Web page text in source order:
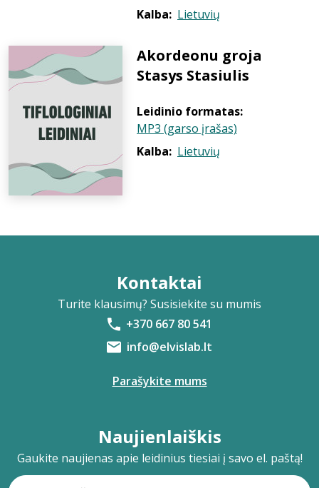
Kalba: Lietuvių
Akordeonu groja
Stasys Stasiulis
Leidinio formatas:
MP3 (garso įrašas)
Kalba: Lietuvių
Kontaktai
Turite klausimų? Susisiekite su mumis
+370 667 80 541
info@elvislab.lt
Parašykite mums
Naujienlaiškis
Gaukite naujienas apie leidinius tiesiai į savo el. paštą!